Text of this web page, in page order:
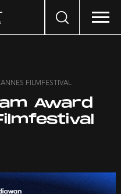
Search
FILMFESTIVAL
Award